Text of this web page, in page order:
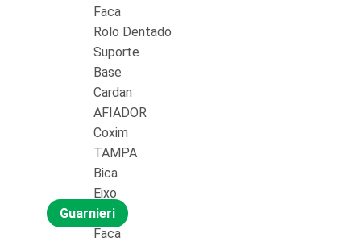
Faca
Rolo Dentado
Suporte
Base
Cardan
AFIADOR
Coxim
TAMPA
Bica
Eixo
Guarnieri
Faca